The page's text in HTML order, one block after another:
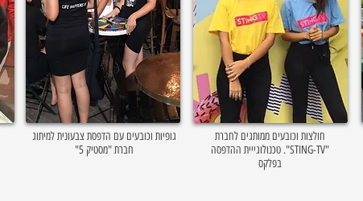
גופיות וכובעים עם הדפסת צבעונית למיתוג
חברת "מסטיק 5"
חולצות וכובעים ממותגים לחברת
"STING-TV". טכנולוגייית ההדפסה
בפלקס